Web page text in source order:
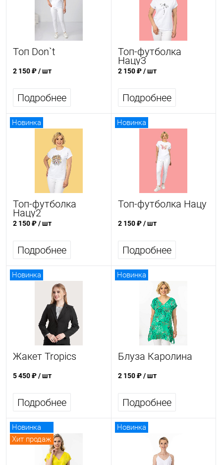
Топ Don`t
2 150 ₽/ шт
Подробнее
Топ-футболка
Нацу3
2 150 ₽/ шт
Подробнее
Новинка
Топ-футболка
Нацу2
2 150 ₽/ шт
Подробнее
Новинка
Топ-футболка Нацу
2 150 ₽/ шт
Подробнее
Новинка
Жакет Tropics
5 450 ₽/ шт
Подробнее
Новинка
Блуза Каролина
2 150 ₽/ шт
Подробнее
Новинка
Хит продаж
Новинка